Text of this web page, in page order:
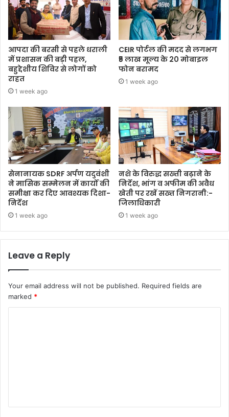
आपदा की बरसी से पहले धराली
में प्रशासन की बड़ी पहल,
बहुद्देशीय शिविर से लोगों को
राहत
1 week ago
CEIR पोर्टल की मदद से लगभग
₹5 लाख मूल्य के 20 मोबाइल
फोन बरामद
1 week ago
सेनानायक SDRF अर्पण यदुवंशी
ने मासिक सम्मेलन में कार्यों की
समीक्षा कर दिए आवश्यक दिशा-
निर्देश
1 week ago
नशे के विरुद्ध सख्ती बढ़ाने के
निर्देश, भांग व अफीम की अवैध
खेती पर रखें सख्त निगरानी:-
जिलाधिकारी
1 week ago
Leave a Reply
Your email address will not be published. Required fields are
marked *
t